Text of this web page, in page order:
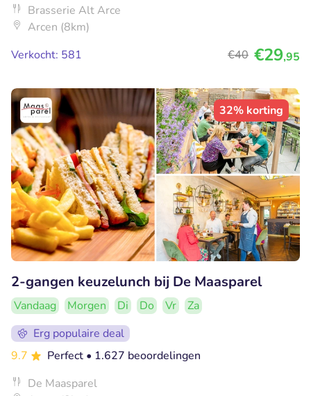
Brasserie Alt Arce
Arcen (8km)
Verkocht: 581
€40 €29,95
32% korting
2-gangen keuzelunch bij De Maasparel
Vandaag Morgen Di Do Vr
Za
Erg populaire deal
9.7
Perfect • 1.627 beoordelingen
De Maasparel